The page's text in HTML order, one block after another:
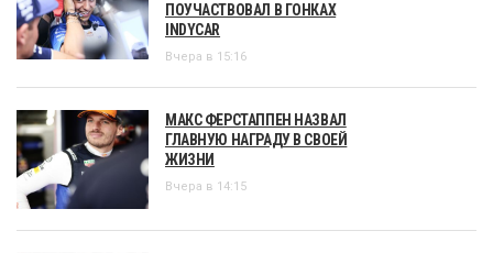
ПОУЧАСТВОВАЛ В ГОНКАХ
INDYCAR
Вчера в 15:16
МАКС ФЕРСТАППЕН НАЗВАЛ
ГЛАВНУЮ НАГРАДУ В СВОЕЙ
ЖИЗНИ
Вчера в 14:15